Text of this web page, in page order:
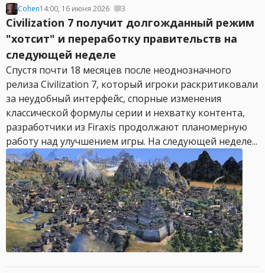
Cohen14:00, 16 июня 2026 3
Civilization 7 получит долгожданный режим
"хотсит" и переработку правительств на
следующей неделе
Спустя почти 18 месяцев после неоднозначного
релиза Civilization 7, который игроки раскритиковали
за неудобный интерфейс, спорные изменения
классической формулы серии и нехватку контента,
разработчики из Firaxis продолжают планомерную
работу над улучшением игры. На следующей неделе...